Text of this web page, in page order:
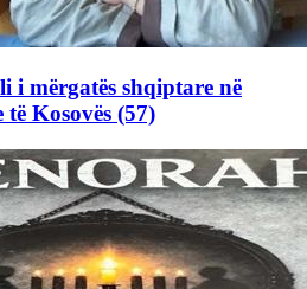
i mërgatës shqiptare në
Kosovës (57)